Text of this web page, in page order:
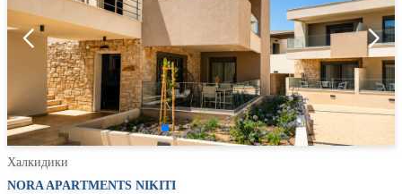
Халкидики
NORA APARTMENTS NIKITI